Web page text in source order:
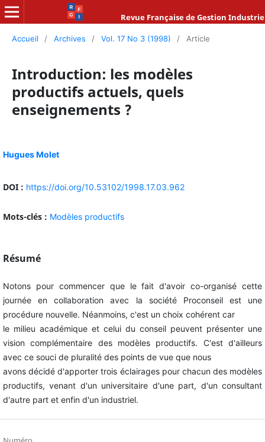
Revue Française de Gestion
Accueil / Archives / Vol. 17 No 3 (1998) / Article
Introduction: les modèles
productifs actuels, quels
enseignements ?
Hugues Molet
DOI : https://doi.org/10.53102/1998.17.03.962
Mots-clés : Modèles productifs
Résumé
Notons pour commencer que le fait d'avoir co-organisé cette
journée en collaboration avec la société Proconseil est une
procédure nouvelle. Néanmoins, c'est un choix cohérent car
le milieu académique et celui du conseil peuvent présenter une
vision complémentaire des modèles productifs. C'est d'ailleurs
avec ce souci de pluralité des points de vue que nous
avons décidé d'apporter trois éclairages pour chacun des modèles
productifs, venant d'un universitaire d'une part, d'un consultant
d'autre part et enfin d'un industriel.